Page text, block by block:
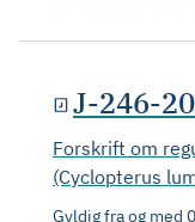
J-246-
Forskrift om
(Cyclopterus
Gyldig fra og med